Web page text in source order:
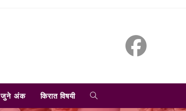
जुने अंक किरात विषयी TOGGLE